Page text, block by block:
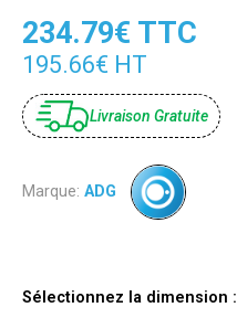
234.79€ TTC
195.66€ HT
Livraison Gratuite
Marque: ADG
Sélectionnez la dimension :